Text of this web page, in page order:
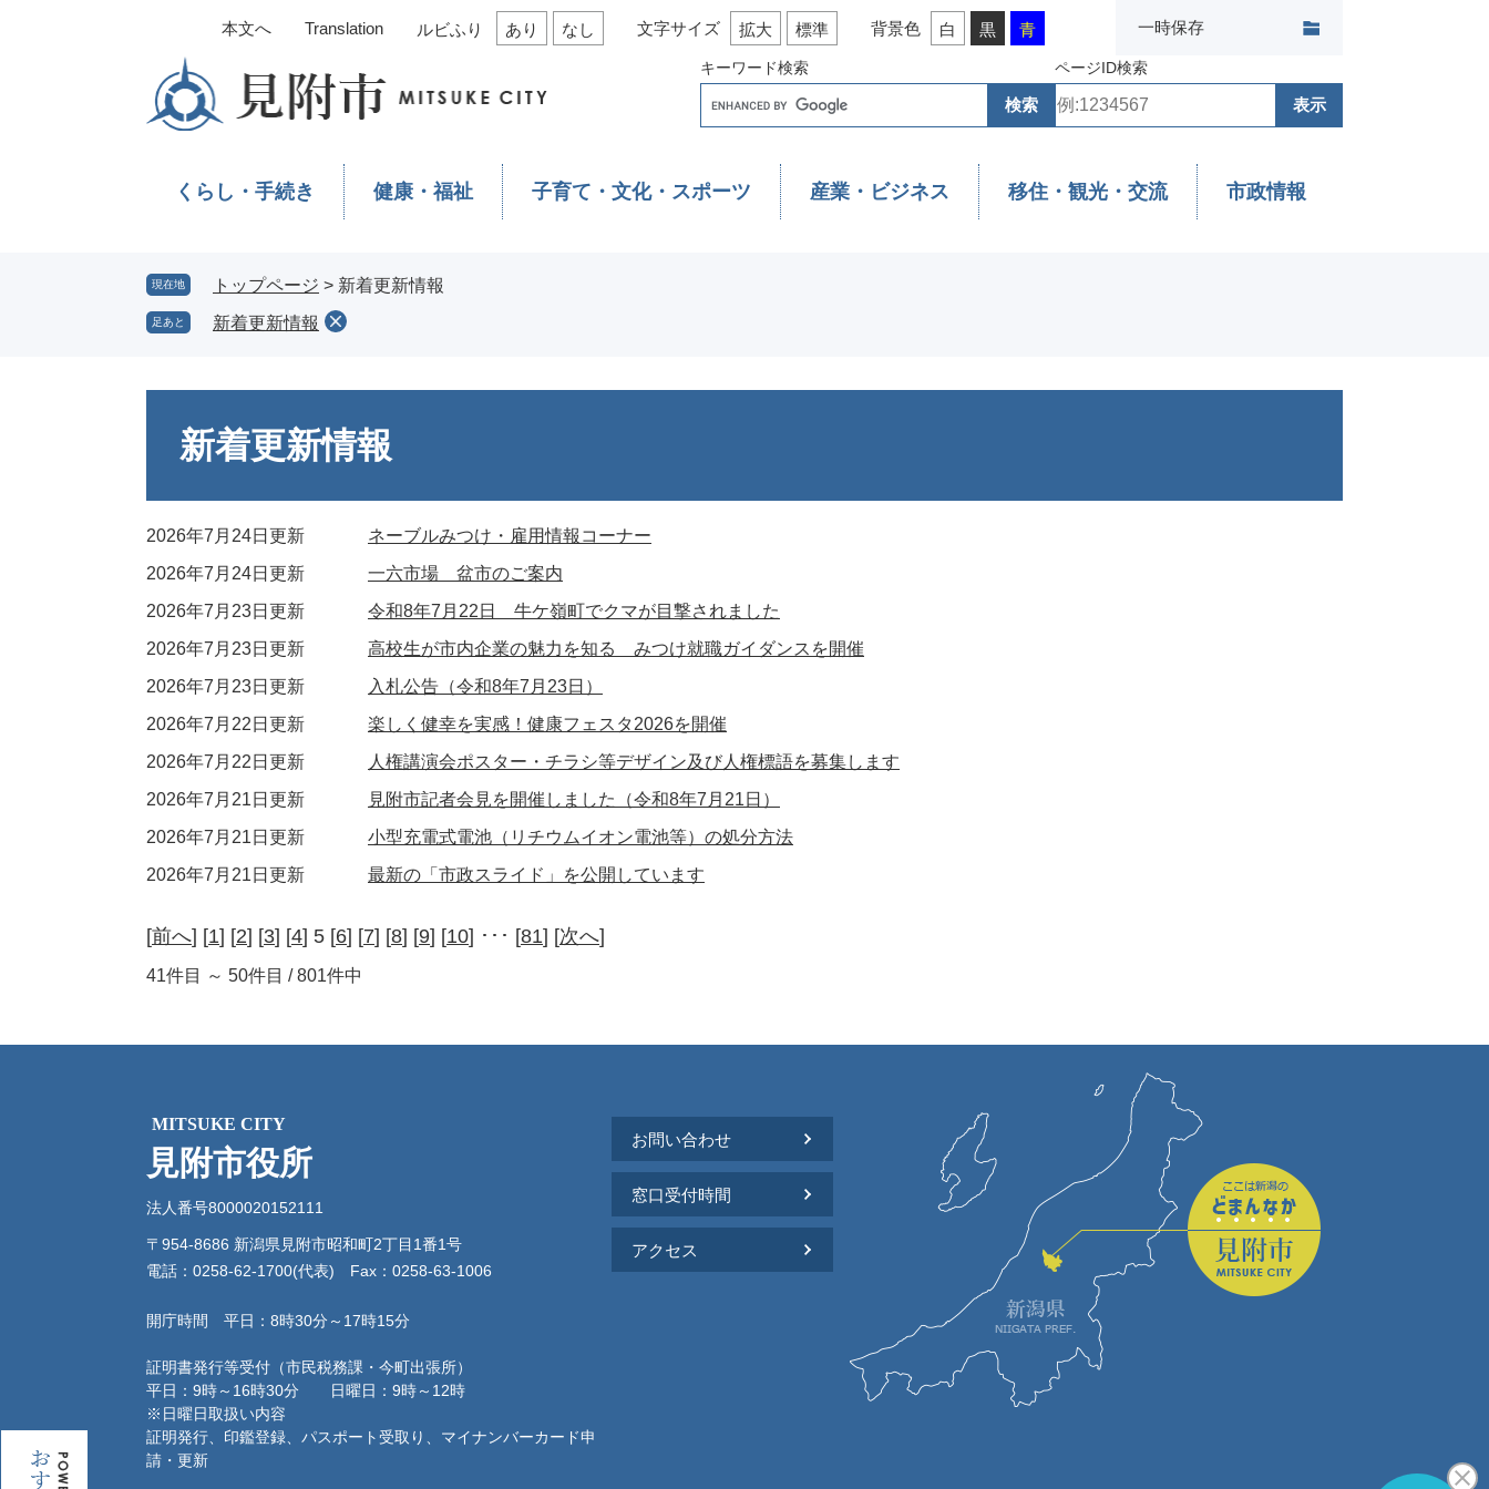
キーワード検索 ページID検索
本文へ Translation ルビふり あり なし 文字サイズ 拡大 標準 背景色 白 黒 青 一時保存
くらし・手続き 健康・福祉 子育て・文化・スポーツ 産業・ビジネス 移住・観光・交流 市政情報
現在地 トップページ > 新着更新情報
足あと 新着更新情報
新着更新情報
2026年7月24日更新
ネーブルみつけ・雇用情報コーナー
2026年7月24日更新
一六市場 盆市のご案内
2026年7月23日更新
令和8年7月22日 牛ケ嶺町でクマが目撃されました
2026年7月23日更新
高校生が市内企業の魅力を知る みつけ就職ガイダンスを開催
2026年7月23日更新
入札公告（令和8年7月23日）
2026年7月22日更新
楽しく健幸を実感！健康フェスタ2026を開催
2026年7月22日更新
人権講演会ポスター・チラシ等デザイン及び人権標語を募集します
2026年7月21日更新
見附市記者会見を開催しました（令和8年7月21日）
2026年7月21日更新
小型充電式電池（リチウムイオン電池等）の処分方法
2026年7月21日更新
最新の「市政スライド」を公開しています
[前へ] [1] [2] [3] [4] 5 [6] [7] [8] [9] [10] ･･･ [81] [次へ]
41件目 ～ 50件目 / 801件中
MITSUKE CITY
見附市役所
法人番号8000020152111
〒954-8686 新潟県見附市昭和町2丁目1番1号
電話：0258-62-1700(代表) Fax：0258-63-1006
開庁時間 平日：8時30分～17時15分
証明書発行等受付（市民税務課・今町出張所）
平日：9時～16時30分 日曜日：9時～12時
※日曜日取扱い内容
証明発行、印鑑登録、パスポート受取り、マイナンバーカード申
請・更新
お問い合わせ
窓口受付時間
アクセス